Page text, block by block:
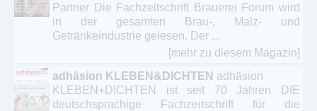
Partner Die Fachzeitschrift Brauerei Forum wird
in der gesamten Brau-, Malz- und
Getränkeindustrie gelesen. Der ...
[mehr zu diesem Magazin]
adhäsion KLEBEN&DICHTEN adhäsion
KLEBEN+DICHTEN ist seit 70 Jahren DIE
deutschsprachige Fachzeitschrift für die